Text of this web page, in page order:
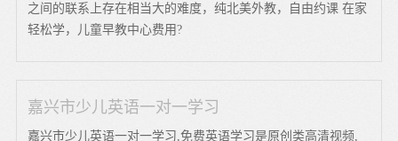
之间的联系上存在相当大的难度，纯北美外教，自由约课 在家
轻松学，儿童早教中心费用?
嘉兴市少儿英语一对一学习
嘉兴市少儿英语一对一学习,免费英语学习是原创类高清视频,